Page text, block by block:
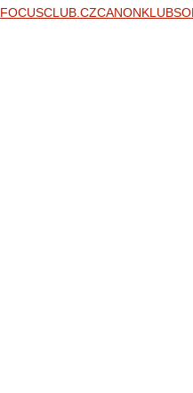
FOCUSCLUB.CZCANONKLUB